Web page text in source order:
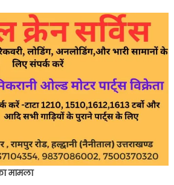
मामला